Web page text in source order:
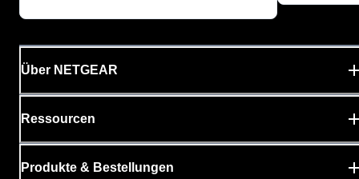
Über NETGEAR
Ressourcen
Produkte & Bestellungen